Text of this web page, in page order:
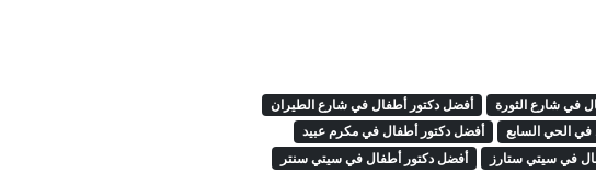
في شارع الثورة
أفضل دكتور أطفال في شارع الطيران
الحي السابع
أفضل دكتور أطفال في مكرم عبيد
في سيتي ستارز
أفضل دكتور أطفال في سيتي سنتر